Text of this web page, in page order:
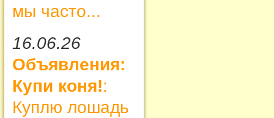
мы часто...
16.06.26
Объявления:
Купи коня!:
Куплю лошадь